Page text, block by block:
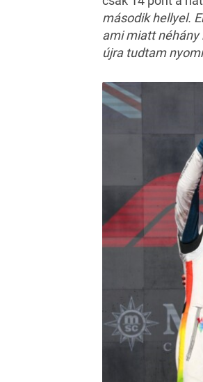
második hellyel.
ami miatt néhány
újra tudtam